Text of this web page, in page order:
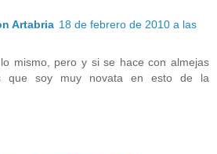
Artabria 18 de febrero de 2010 a las
mismo, pero y si se hace con almejas
que soy muy novata en esto de la